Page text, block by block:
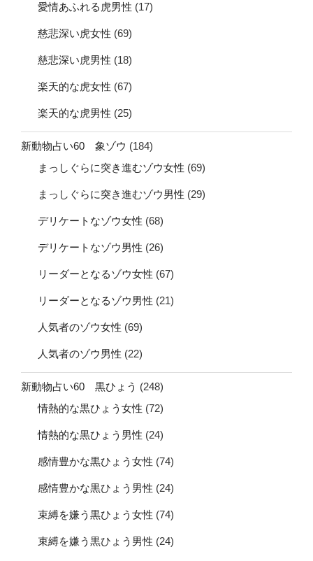
愛情あふれる虎男性 (17)
慈悲深い虎女性 (69)
慈悲深い虎男性 (18)
楽天的な虎女性 (67)
楽天的な虎男性 (25)
新動物占い60 象ゾウ (184)
まっしぐらに突き進むゾウ女性 (69)
まっしぐらに突き進むゾウ男性 (29)
デリケートなゾウ女性 (68)
デリケートなゾウ男性 (26)
リーダーとなるゾウ女性 (67)
リーダーとなるゾウ男性 (21)
人気者のゾウ女性 (69)
人気者のゾウ男性 (22)
新動物占い60 黒ひょう (248)
情熱的な黒ひょう女性 (72)
情熱的な黒ひょう男性 (24)
感情豊かな黒ひょう女性 (74)
感情豊かな黒ひょう男性 (24)
束縛を嫌う黒ひょう女性 (74)
束縛を嫌う黒ひょう男性 (24)